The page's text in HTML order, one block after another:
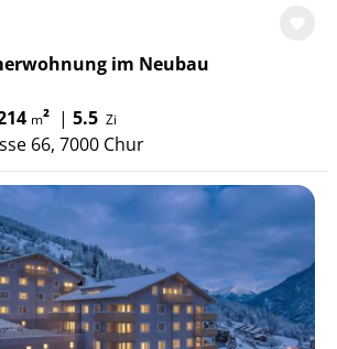
im Neubau
m² | 5.5 Zi
66, 7000 Chur